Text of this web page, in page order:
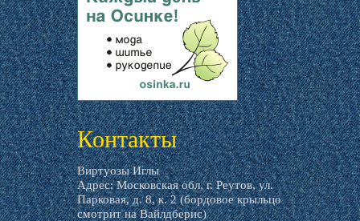
livemaster.ru
Контакты
Виртуозы Иглы
Адрес: Московская обл, г. Реутов, ул.
Парковая, д. 8, к. 2 (бордовое крыльцо
смотрит на Вайлдберис)